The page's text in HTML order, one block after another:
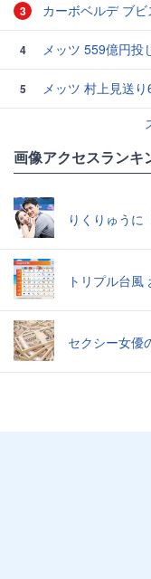
3 カーボベルデ ブ
4 メッツ 559億円投
5
メッツ 村上見送
画像アクセスランキ
りくりゅうに
トリプル台風
セクシー女優